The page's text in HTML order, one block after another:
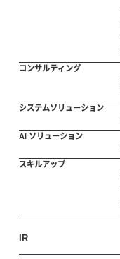
コンサルティング
システムソリューション
AI ソリューション
スキルアップ
IR